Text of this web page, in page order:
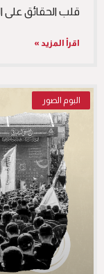
قلب الحقائق على
اقرأ المزيد »
البوم الصور